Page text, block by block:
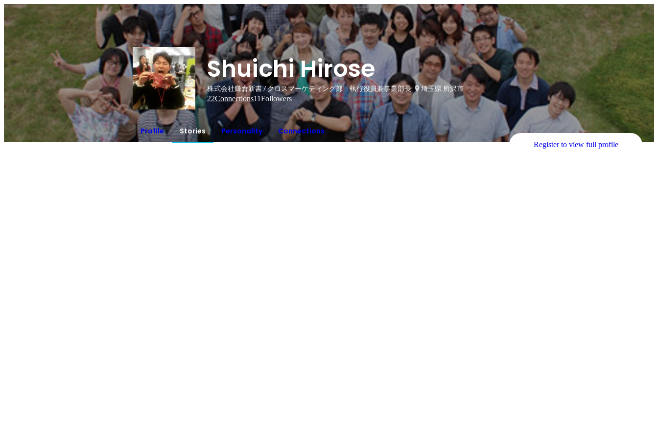
Shuichi Hirose
株式会社鎌倉新書 / クロスマーケティング部 執行役員兼事業部長
埼玉県 所沢市
22Connections11Followers
Profile Stories Personality Connections
Register to view full profile